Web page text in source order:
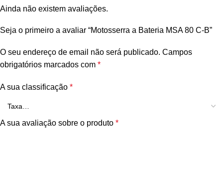
Ainda não existem avaliações.
Seja o primeiro a avaliar “Motosserra a Bateria MSA 80 C-B”
O seu endereço de email não será publicado. Campos
obrigatórios marcados com *
A sua classificação *
A sua avaliação sobre o produto *